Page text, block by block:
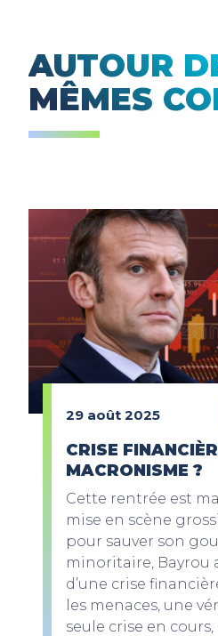
AUTOUR
MÊMES
29 août 2025
CRISE
MACRONISME ?
Cette rentrée est
mise en scène
pour sauver son
minoritaire, Bayrou
d’une crise
les menaces, une
seule crise en cours,